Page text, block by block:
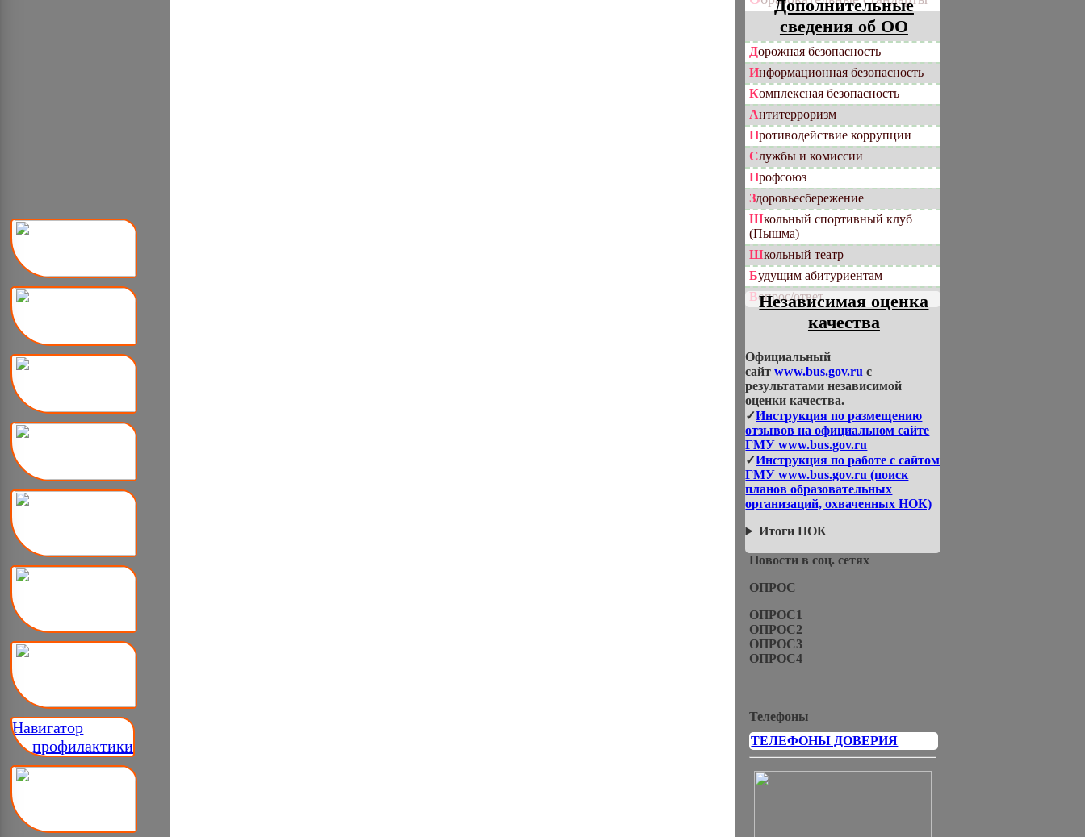
Навигатор
__ профилактики
Дополнительные
сведения об ОО
Дорожная безопасность
Информационная безопасность
Комплексная безопасность
Антитерроризм
Противодействие коррупции
Службы и комиссии
Профсоюз
Здоровьесбережение
Школьный спортивный клуб
(Пышма)
Школьный театр
Будущим абитуриентам
Вопрос/ответ
Независимая оценка
качества
Официальный
сайтwww.bus.gov.ru с
результатами независимой
оценки качества.
✓Инструкция по размещению
отзывов на официальном сайте
ГМУ www.bus.gov.ru
✓Инструкция по работе с сайтом
ГМУ www.bus.gov.ru (поиск
планов образовательных
организаций, охваченных НОК)
Итоги НОК
Новости в соц. сетях
ОПРОС
ОПРОС1
ОПРОС2
ОПРОС3
ОПРОС4
Телефоны
ТЕЛЕФОНЫ ДОВЕРИЯ